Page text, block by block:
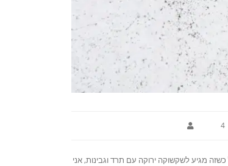
4
מגיע לשקשוקה ירוקה עם תרד וגבינות, אני